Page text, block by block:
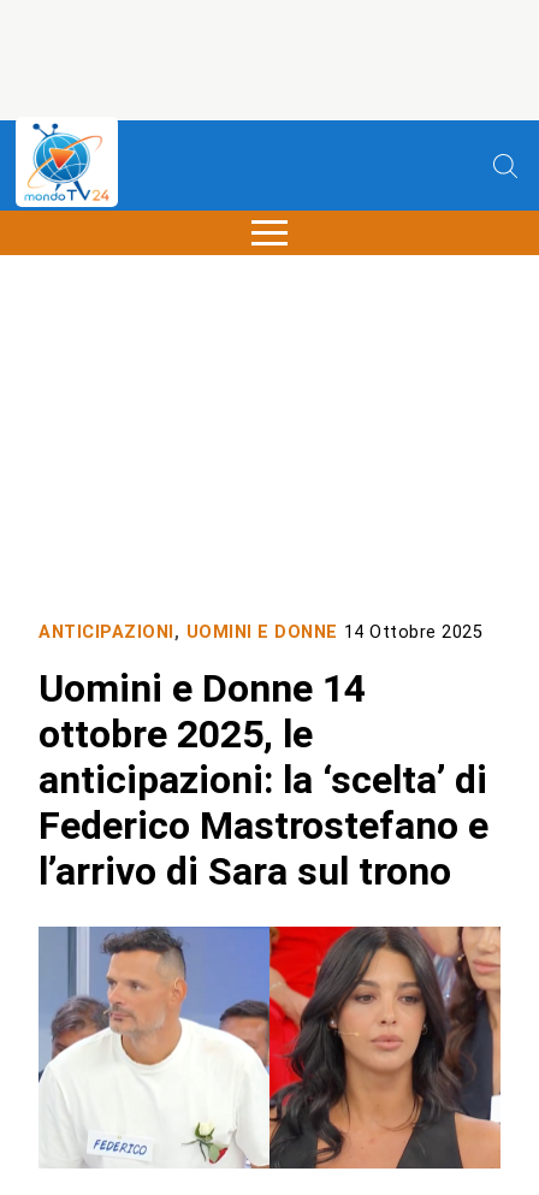
ANTICIPAZIONI, UOMINI E DONNE 14 Ottobre 2025
Uomini e Donne 14
ottobre 2025, le
anticipazioni: la ‘scelta’ di
Federico Mastrostefano e
l’arrivo di Sara sul trono